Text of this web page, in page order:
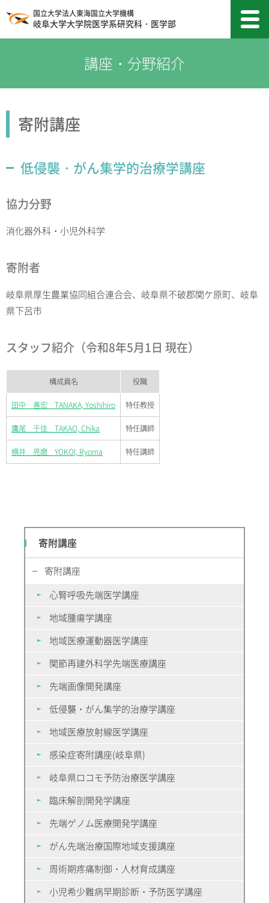
国立大学法人東海国立大学機構
岐阜大学大学院医学系研究科・医学部
寄附講座
低侵襲・がん集学的治療学講座
協力分野
消化器外科・小児外科学
寄附者
岐阜県厚生農業協同組合連合会、岐阜県不破郡関ケ原町、岐阜
県下呂市
スタッフ紹介（令和8年5月1日 現在）
構成員名 役職
田中 善宏 TANAKA, Yoshihiro 特任教授
鷹尾 千佳 TAKAO, Chika 特任講師
横井 亮磨 YOKOI, Ryoma 特任講師
寄附講座
寄附講座
心腎呼吸先端医学講座
地域腫瘍学講座
地域医療運動器医学講座
関節再建外科学先端医療講座
先端画像開発講座
低侵襲・がん集学的治療学講座
地域医療放射線医学講座
感染症寄附講座(岐阜県)
岐阜県ロコモ予防治療医学講座
臨床解剖開発学講座
先端ゲノム医療開発学講座
がん先端治療国際地域支援講座
周術期疼痛制御・人材育成講座
小児希少難病早期診断・予防医学講座